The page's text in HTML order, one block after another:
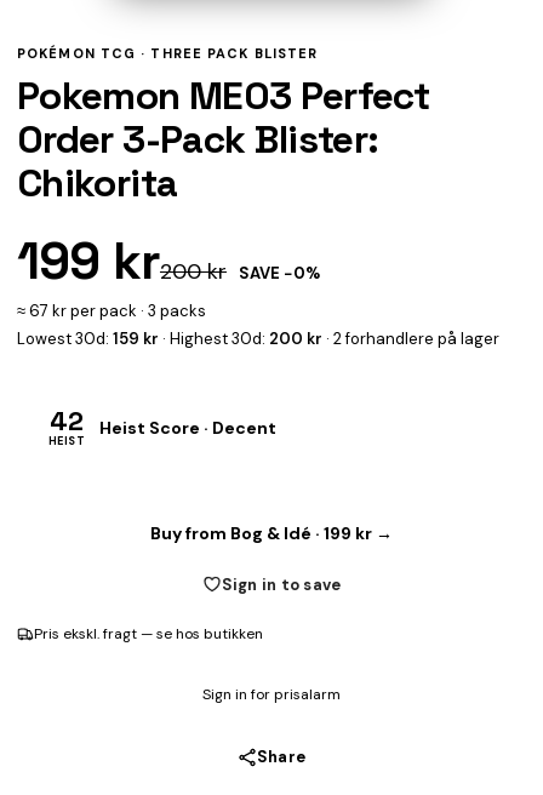
POKÉMON TCG · THREE PACK BLISTER
Pokemon ME03 Perfect
Order 3-Pack Blister:
Chikorita
199 kr200 kr
SAVE −0%
≈ 67 kr per pack · 3 packs
Lowest 30d: 159 kr · Highest 30d: 200 kr · 2 forhandlere på lager
42
HEIST
Heist Score · Decent
Buy from Bog & Idé · 199 kr →
Sign in to save
Pris ekskl. fragt — se hos butikken
Sign in for prisalarm
Share